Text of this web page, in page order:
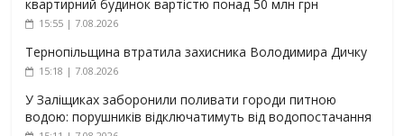
квартирний будинок вартістю понад 50 млн грн
15:55 | 7.08.2026
Тернопільщина втратила захисника Володимира Дичку
15:18 | 7.08.2026
У Заліщиках заборонили поливати городи питною
водою: порушників відключатимуть від водопостачання